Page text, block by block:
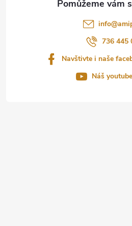
info@
736 445
Navštivte i naše
Náš